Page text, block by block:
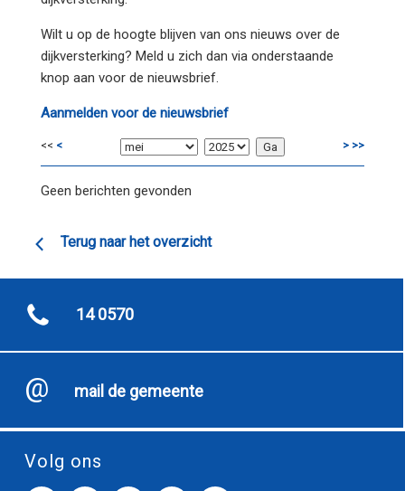
Wilt u op de hoogte blijven van ons nieuws over de
dijkversterking? Meld u zich dan via onderstaande
knop aan voor de nieuwsbrief.
Aanmelden voor de nieuwsbrief
<< < > >>
Geen berichten gevonden
Terug naar het overzicht
14 0570
mail de gemeente
Volg ons